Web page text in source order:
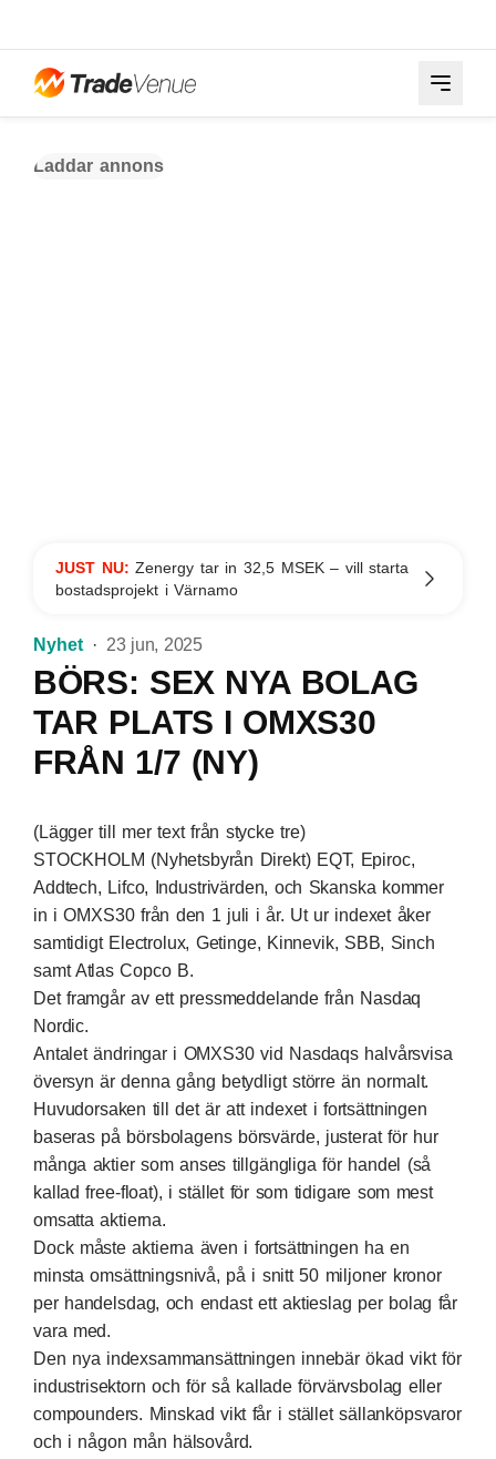
Laddar annons
JUST NU:Zenergy tar in 32,5 MSEK – vill starta
bostadsprojekt i Värnamo
Nyhet 23 jun, 2025
BÖRS: SEX NYA BOLAG
TAR PLATS I OMXS30
FRÅN 1/7 (NY)
(Lägger till mer text från stycke tre)
STOCKHOLM (Nyhetsbyrån Direkt) EQT, Epiroc,
Addtech, Lifco, Industrivärden, och Skanska kommer
in i OMXS30 från den 1 juli i år. Ut ur indexet åker
samtidigt Electrolux, Getinge, Kinnevik, SBB, Sinch
samt Atlas Copco B.
Det framgår av ett pressmeddelande från Nasdaq
Nordic.
Antalet ändringar i OMXS30 vid Nasdaqs halvårsvisa
översyn är denna gång betydligt större än normalt.
Huvudorsaken till det är att indexet i fortsättningen
baseras på börsbolagens börsvärde, justerat för hur
många aktier som anses tillgängliga för handel (så
kallad free-float), i stället för som tidigare som mest
omsatta aktierna.
Dock måste aktierna även i fortsättningen ha en
minsta omsättningsnivå, på i snitt 50 miljoner kronor
per handelsdag, och endast ett aktieslag per bolag får
vara med.
Den nya indexsammansättningen innebär ökad vikt för
industrisektorn och för så kallade förvärvsbolag eller
compounders. Minskad vikt får i stället sällanköpsvaror
och i någon mån hälsovård.